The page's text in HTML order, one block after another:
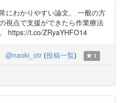
にわかりやすい論文。 一般の方
視点で支援ができたら作業療法
https://t.co/ZRyaYHFO14
@naoki_otr (投稿一覧) 1